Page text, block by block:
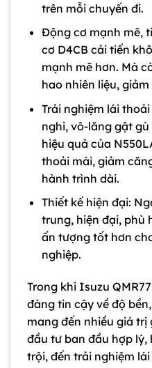
trên mỗi chuyến đi.
Động cơ mạnh mẽ,
cơ D4CB cải tiến
mạnh mẽ hơn. Mà
hao nhiên liệu,
Trải nghiệm lái
nghi, vô-lăng gật
hiệu quả của
thoải mái, giảm
hành trình dài.
Thiết kế hiện đại:
trung, hiện đại, phù
ấn tượng tốt hơn
nghiệp.
Trong khi Isuzu
đáng tin cậy về độ
mang đến nhiều giá trị
đầu tư ban đầu hợp
trội, đến trải nghiệm